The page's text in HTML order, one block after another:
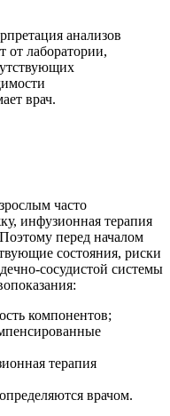
анализов
от лаборатории,
врач.
часто
инфузионная терапия
перед началом
состояния, риски
сосудистой системы
компонентов;
терапия
врачом.